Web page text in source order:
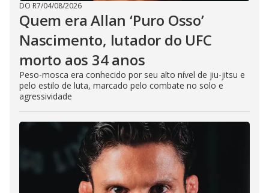
DO R7/04/08/2026
Quem era Allan ‘Puro Osso’
Nascimento, lutador do UFC
morto aos 34 anos
Peso-mosca era conhecido por seu alto nível de jiu-jitsu e
pelo estilo de luta, marcado pelo combate no solo e
agressividade